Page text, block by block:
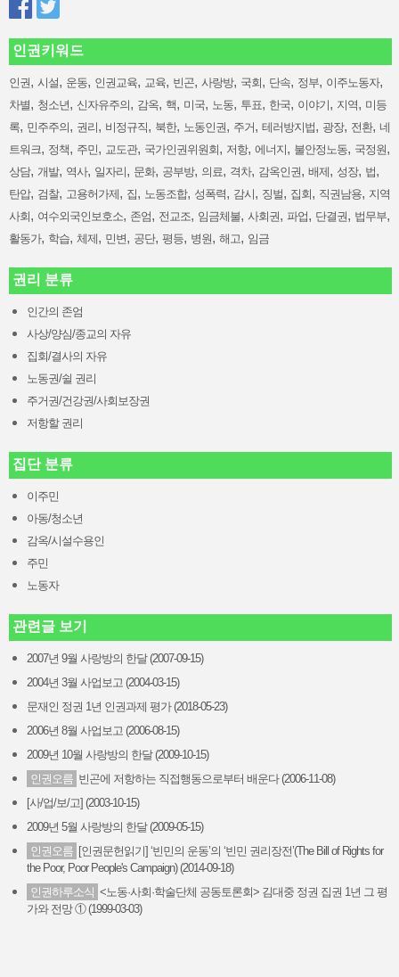
인권키워드
인권, 시설, 운동, 인권교육, 교육, 빈곤, 사랑방, 국회, 단속, 정부, 이주노동자,
차별, 청소년, 신자유주의, 감옥, 핵, 미국, 노동, 투표, 한국, 이야기, 지역, 미등
록, 민주주의, 권리, 비정규직, 북한, 노동인권, 주거, 테러방지법, 광장, 전환, 네
트워크, 정책, 주민, 교도관, 국가인권위원회, 저항, 에너지, 불안정노동, 국정원,
상담, 개발, 역사, 일자리, 문화, 공부방, 의료, 격차, 감옥인권, 배제, 성장, 법,
탄압, 검찰, 고용허가제, 집, 노동조합, 성폭력, 감시, 징벌, 집회, 직권남용, 지역
사회, 여수외국인보호소, 존엄, 전교조, 임금체불, 사회권, 파업, 단결권, 법무부,
활동가, 학습, 체제, 민변, 공단, 평등, 병원, 해고, 임금
권리 분류
인간의 존엄
사상/양심/종교의 자유
집회/결사의 자유
노동권/쉴 권리
주거권/건강권/사회보장권
저항할 권리
집단 분류
이주민
아동/청소년
감옥/시설수용인
주민
노동자
관련글 보기
2007년 9월 사랑방의 한달 (2007-09-15)
2004년 3월 사업보고 (2004-03-15)
문재인 정권 1년 인권과제 평가 (2018-05-23)
2006년 8월 사업보고 (2006-08-15)
2009년 10월 사랑방의 한달 (2009-10-15)
인권오름 빈곤에 저항하는 직접행동으로부터 배운다 (2006-11-08)
[사/업/보/고] (2003-10-15)
2009년 5월 사랑방의 한달 (2009-05-15)
인권오름 [인권문헌읽기] ‘빈민의 운동’의 ‘빈민 권리장전’(The Bill of Rights for
the Poor, Poor People's Campaign) (2014-09-18)
인권하루소식 <노동·사회·학술단체 공동토론회> 김대중 정권 집권 1년 그 평
가와 전망 ① (1999-03-03)